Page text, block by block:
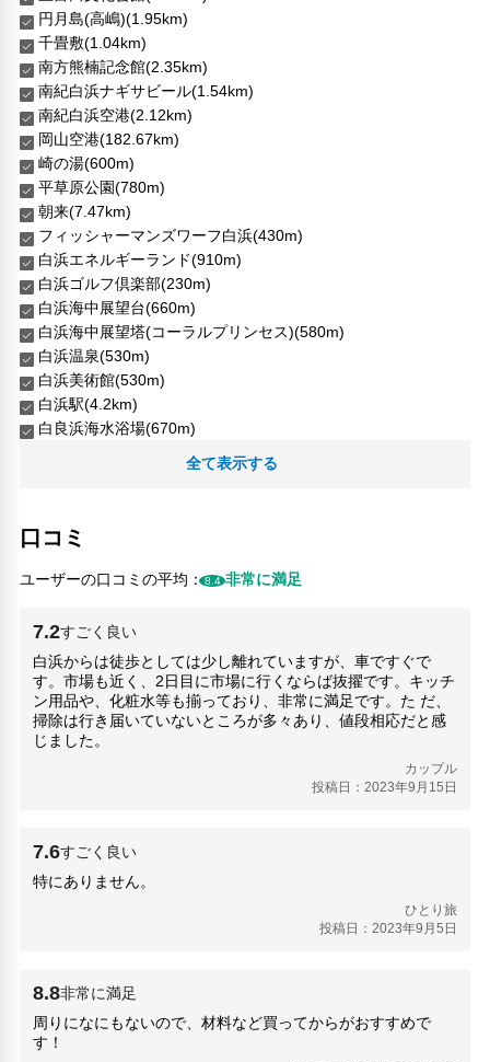
円月島(高嶋)(1.95km)
千畳敷(1.04km)
南方熊楠記念館(2.35km)
南紀白浜ナギサビール(1.54km)
南紀白浜空港(2.12km)
岡山空港(182.67km)
崎の湯(600m)
平草原公園(780m)
朝来(7.47km)
フィッシャーマンズワーフ白浜(430m)
白浜エネルギーランド(910m)
白浜ゴルフ倶楽部(230m)
白浜海中展望台(660m)
白浜海中展望塔(コーラルプリンセス)(580m)
白浜温泉(530m)
白浜美術館(530m)
白浜駅(4.2km)
白良浜海水浴場(670m)
高知空港(155.1km)
魚政(1.22km)
全て表示する
口コミ
ユーザーの口コミの平均：8.4 非常に満足
7.2すごく良い
白浜からは徒歩としては少し離れていますが、車ですぐで
す。市場も近く、2日目に市場に行くならば抜擢です。キッチ
ン用品や、化粧水等も揃っており、非常に満足です。た だ、
掃除は行き届いていないところが多々あり、値段相応だと感
じました。
カップル
投稿日：2023年9月15日
7.6すごく良い
特にありません。
ひとり旅
投稿日：2023年9月5日
8.8非常に満足
周りになにもないので、材料など買ってからがおすすめで
す！